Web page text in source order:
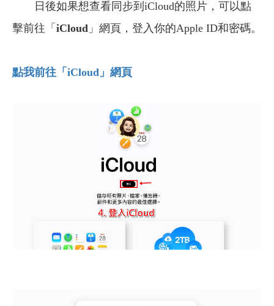
日後如果想查看同步到iCloud的照片，可以點
擊前往「 iCloud 」網頁，登入你的Apple ID和密碼。
點我前往「iCloud 」網頁